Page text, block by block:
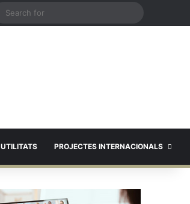
UTILITATS PROJECTES INTERNACIONALS